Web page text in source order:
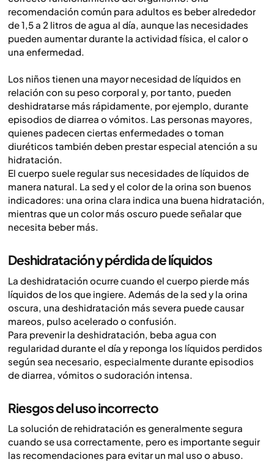
recomendación común para adultos es beber alrededor
de 1,5 a 2 litros de agua al día, aunque las necesidades
pueden aumentar durante la actividad física, el calor o
una enfermedad.
Los niños tienen una mayor necesidad de líquidos en
relación con su peso corporal y, por tanto, pueden
deshidratarse más rápidamente, por ejemplo, durante
episodios de diarrea o vómitos. Las personas mayores,
quienes padecen ciertas enfermedades o toman
diuréticos también deben prestar especial atención a su
hidratación.
El cuerpo suele regular sus necesidades de líquidos de
manera natural. La sed y el color de la orina son buenos
indicadores: una orina clara indica una buena hidratación,
mientras que un color más oscuro puede señalar que
necesita beber más.
Deshidratación y pérdida de líquidos
La deshidratación ocurre cuando el cuerpo pierde más
líquidos de los que ingiere. Además de la sed y la orina
oscura, una deshidratación más severa puede causar
mareos, pulso acelerado o confusión.
Para prevenir la deshidratación, beba agua con
regularidad durante el día y reponga los líquidos perdidos
según sea necesario, especialmente durante episodios
de diarrea, vómitos o sudoración intensa.
Riesgos del uso incorrecto
La solución de rehidratación es generalmente segura
cuando se usa correctamente, pero es importante seguir
las recomendaciones para evitar un mal uso o abuso.